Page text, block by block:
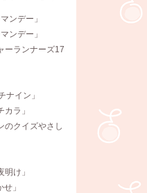
ンデー」
ンデー」
ーランナーズ17
ナイン」
ラ」
のクイズやさし
け」
」